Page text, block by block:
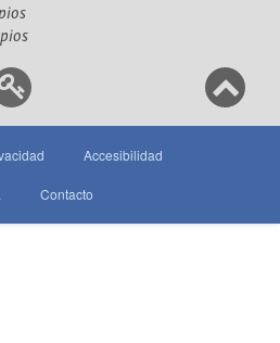
Accesibilidad
Contacto